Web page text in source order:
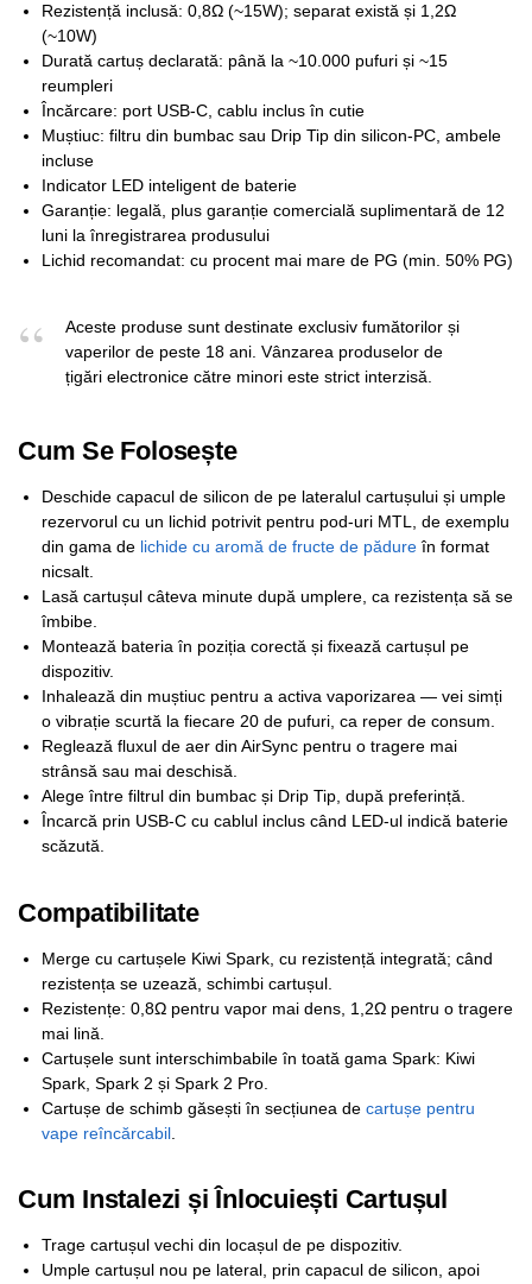
Rezistență inclusă: 0,8Ω (~15W); separat există și 1,2Ω
(~10W)
Durată cartuș declarată: până la ~10.000 pufuri și ~15
reumpleri
Încărcare: port USB-C, cablu inclus în cutie
Muștiuc: filtru din bumbac sau Drip Tip din silicon-PC, ambele
incluse
Indicator LED inteligent de baterie
Garanție: legală, plus garanție comercială suplimentară de 12
luni la înregistrarea produsului
Lichid recomandat: cu procent mai mare de PG (min. 50% PG)
Aceste produse sunt destinate exclusiv fumătorilor și
vaperilor de peste 18 ani. Vânzarea produselor de
țigări electronice către minori este strict interzisă.
Cum Se Folosește
Deschide capacul de silicon de pe lateralul cartușului și umple
rezervorul cu un lichid potrivit pentru pod-uri MTL, de exemplu
din gama de lichide cu aromă de fructe de pădureîn format
nicsalt.
Lasă cartușul câteva minute după umplere, ca rezistența să se
îmbibe.
Montează bateria în poziția corectă și fixează cartușul pe
dispozitiv.
Inhalează din muștiuc pentru a activa vaporizarea — vei simți
o vibrație scurtă la fiecare 20 de pufuri, ca reper de consum.
Reglează fluxul de aer din AirSync pentru o tragere mai
strânsă sau mai deschisă.
Alege între filtrul din bumbac și Drip Tip, după preferință.
Încarcă prin USB-C cu cablul inclus când LED-ul indică baterie
scăzută.
Compatibilitate
Merge cu cartușele Kiwi Spark, cu rezistență integrată; când
rezistența se uzează, schimbi cartușul.
Rezistențe: 0,8Ω pentru vapor mai dens, 1,2Ω pentru o tragere
mai lină.
Cartușele sunt interschimbabile în toată gama Spark: Kiwi
Spark, Spark 2 și Spark 2 Pro.
Cartușe de schimb găsești în secțiunea de cartușe pentru
vape reîncărcabil
Cum Instalezi și Înlocuiești Cartușul
Trage cartușul vechi din locașul de pe dispozitiv.
Umple cartușul nou pe lateral, prin capacul de silicon, apoi